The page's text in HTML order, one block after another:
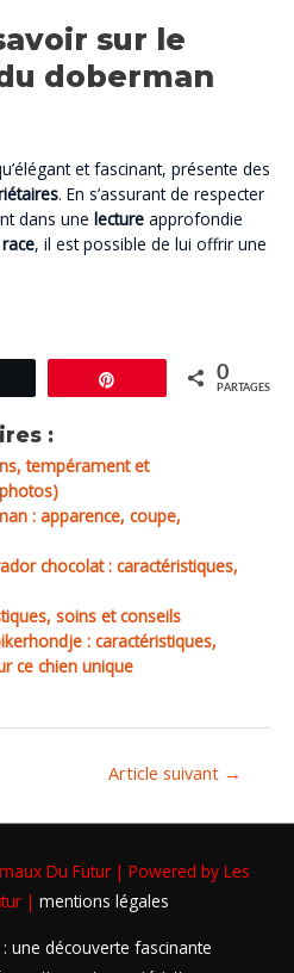
sur le
doberman
et fascinant, présente des
. En s’assurant de respecter
dans une lecture approfondie
race, il est possible de lui offrir une
0
PARTAGES
:
tempérament et
: apparence, coupe,
chocolat : caractéristiques,
soins et conseils
: caractéristiques,
ce chien unique
Article suivant →
Du Futur | Powered by Les
| mentions légales
une découverte fascinante